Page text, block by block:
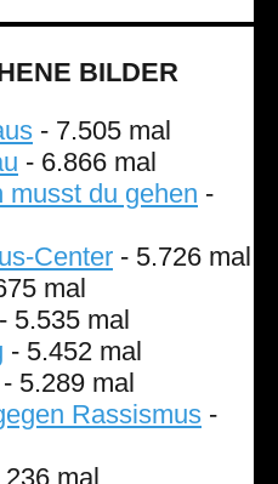
BILDER
- 7.505 mal
- 6.866 mal
musst du gehen -
Center - 5.726 mal
mal
- 5.535 mal
- 5.452 mal
- 5.289 mal
Rassismus -
mal